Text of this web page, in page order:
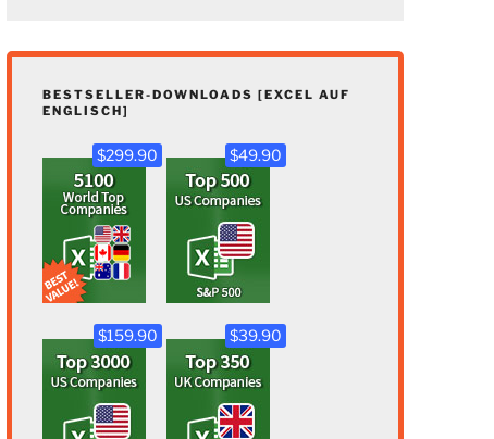
BESTSELLER-DOWNLOADS [EXCEL AUF
ENGLISCH]
$299.90 $49.90
$159.90 $39.90